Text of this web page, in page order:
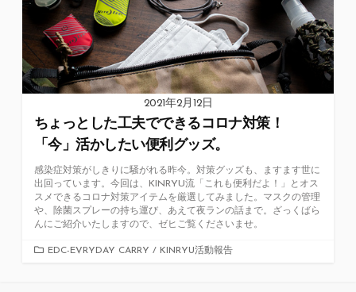
2021年2月12日
ちょっとした工夫でできるコロナ対策！
「今」活かしたい便利グッズ。
感染症対策がしきりに騒がれる昨今。対策グッズも、ますます世に
出回っています。今回は、KINRYU流「これも便利だよ！」とオス
スメできるコロナ対策アイテムを厳選してみました。マスクの管理
や、除菌スプレーの持ち運び、あえて夜ランの話まで。ざっくばら
んにご紹介いたしますので、ゼヒご覧くださいませ。
カ
EDC-EVRYDAY CARRY / KINRYU活動報告